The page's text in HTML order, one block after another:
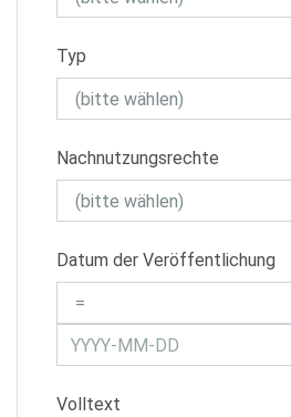
Typ
Nachnutzungsrechte
Datum der Veröffentlichung
Volltext